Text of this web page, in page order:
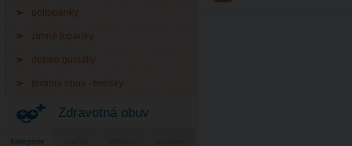
poltopánky
zimné topánky
detské gumáky
textilná obuv - tenisky
Zdravotná obuv
kategórie